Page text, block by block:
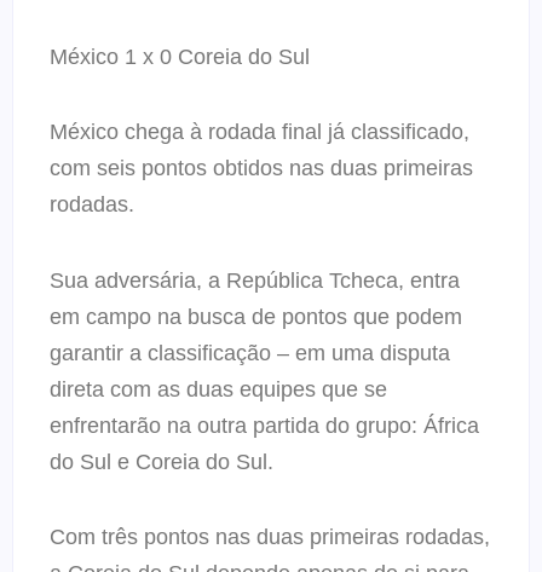
México 1 x 0 Coreia do Sul
México chega à rodada final já classificado,
com seis pontos obtidos nas duas primeiras
rodadas.
Sua adversária, a República Tcheca, entra
em campo na busca de pontos que podem
garantir a classificação – em uma disputa
direta com as duas equipes que se
enfrentarão na outra partida do grupo: África
do Sul e Coreia do Sul.
Com três pontos nas duas primeiras rodadas,